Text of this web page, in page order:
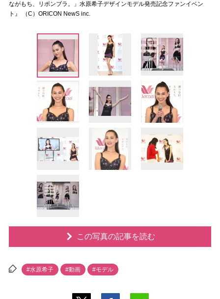
ながもち、リボンブラ。」水原希子デザインモデル発売記念ファンイベン
ト』 （C）ORICON NewS inc.
この写真の記事を読む
#水原希子 #動画 #モデル